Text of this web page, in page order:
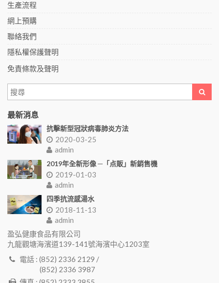
生產流程
網上預購
聯絡我們
隱私權保護聲明
免責條款及聲明
最新消息
抗擊新型冠狀病毒肺炎方法
2020-03-25
admin
2019年全新形像 ─「点販」新銷售機
2019-01-03
admin
四季抗流感湯水
2018-11-13
admin
盈弘健康食品有限公司
九龍觀塘海濱道139-141號海濱中心1203室
電話 : (852) 2336 2129 /
(852) 2336 3987